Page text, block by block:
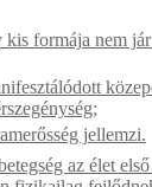
kis formája nem
jellemzi.
az élet